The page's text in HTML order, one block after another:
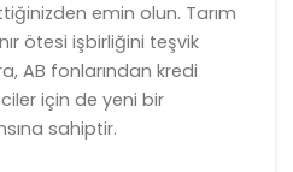
emin olun. Tarım
ötesi işbirliğini teşvik
AB fonlarından kredi
için de yeni bir
sahiptir.